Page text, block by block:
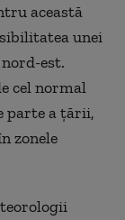
această
unei
est.
cel normal
parte a țării,
zonele